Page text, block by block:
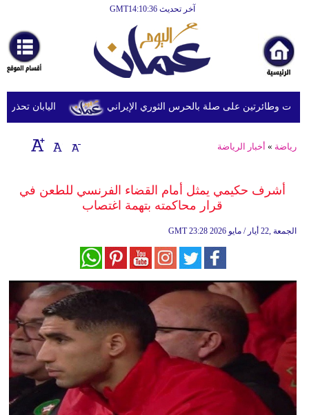
آخر تحديث GMT14:10:36
أخبارعاجلة
رياضة
ثقافة
إقتصاد
وموسيقى
سياحة
وسفر
ديكور
أخبار
إعلام
اليابان تحذر من على صلة بالحرس الثوري الإيراني
رياضة » أخبار الرياضة
أشرف حكيمي يمثل أمام القضاء الفرنسي للطعن في
قرار محاكمته بتهمة اغتصاب
GMT 23:28 2026 الجمعة ,22 أيار / مايو